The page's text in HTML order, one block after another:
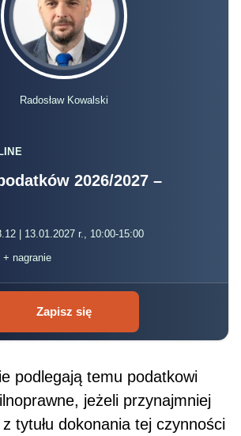
Radosław Kowalski
2026/2027 –
| 13.01.2027 r., 10:00-15:00
nagranie
Zapisz się
podlegają temu podatkowi
jeżeli przynajmniej
tytułu dokonania tej czynności